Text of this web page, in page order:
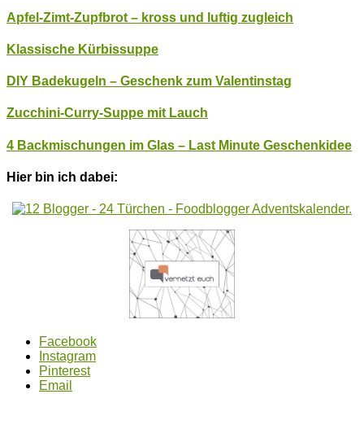
Apfel-Zimt-Zupfbrot – kross und luftig zugleich
Klassische Kürbissuppe
DIY Badekugeln – Geschenk zum Valentinstag
Zucchini-Curry-Suppe mit Lauch
4 Backmischungen im Glas – Last Minute Geschenkidee
Hier bin ich dabei:
Facebook
Instagram
Pinterest
Email